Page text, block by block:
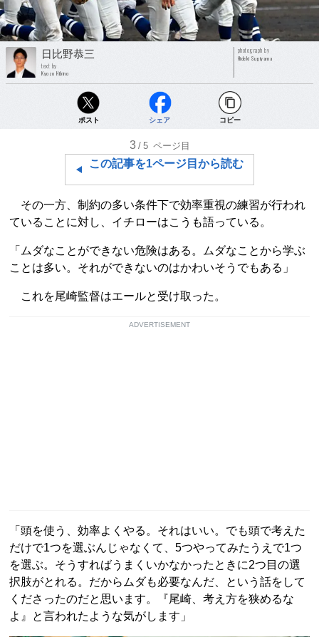
日比野恭三
text by
Kyozo Hibino
photograph by
Hideki Sugiyama
ポスト シェア コピー
3 /5 ページ目
この記事を1ページ目から読む
その一方、制約の多い条件下で効率重視の練習が行われ
ていることに対し、イチローはこうも語っている。
「ムダなことができない危険はある。ムダなことから学ぶ
ことは多い。それができないのはかわいそうでもある」
これを尾崎監督はエールと受け取った。
ADVERTISEMENT
「頭を使う、効率よくやる。それはいい。でも頭で考えた
だけで1つを選ぶんじゃなくて、5つやってみたうえで1つ
を選ぶ。そうすればうまくいかなかったときに2つ目の選
択肢がとれる。だからムダも必要なんだ、という話をして
くださったのだと思います。『尾崎、考え方を狭めるな
よ』と言われたような気がします」